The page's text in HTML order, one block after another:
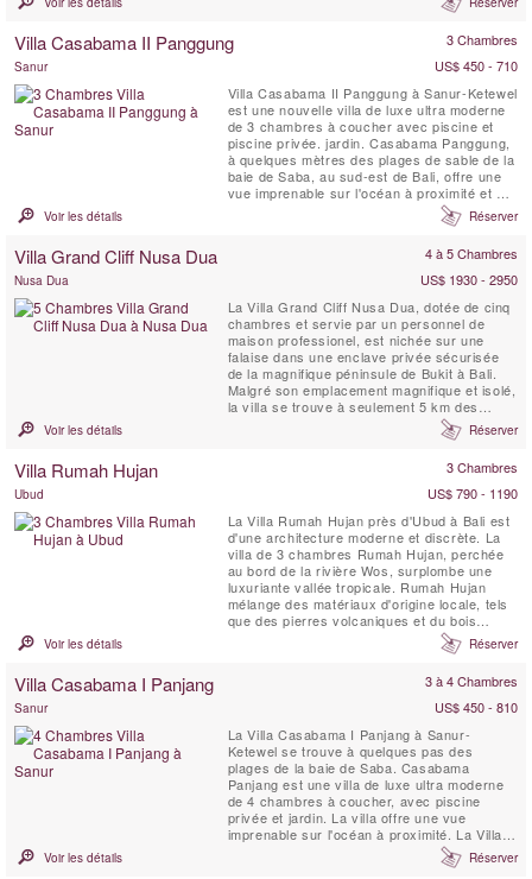
Villa Casabama II Panggung 3 Chambres
Sanur
US$ 450 - 710
Villa Casabama II Panggung à Sanur-Ketewel
est une nouvelle villa de luxe ultra moderne
de 3 chambres à coucher avec piscine et
piscine privée. jardin. Casabama Panggung,
à quelques mètres des plages de sable de la
baie de Saba, au sud-est de Bali, offre une
vue imprenable sur l'océan à proximité et sur
Panggung est située sur le terrain de
de luxe indépendantes et entièrement ...
Voir les détails Réserver
Villa Grand Cliff Nusa Dua 4 à 5 Chambres
Nusa Dua
US$ 1930 - 2950
La Villa Grand Cliff Nusa Dua, dotée de cinq
chambres et servie par un personnel de
maison professionel, est nichée sur une
falaise dans une enclave privée sécurisée
de la magnifique péninsule de Bukit à Bali.
Malgré son emplacement magnifique et isolé,
la villa se trouve à seulement 5 km des
commerces, des restaurants, du golf et des
activités nautiques de Nusa Dua, qui sont
voiture et au chauffeur gratuits de la villa.
Voir les détails Réserver
Villa Rumah Hujan 3 Chambres
Ubud
US$ 790 - 1190
La Villa Rumah Hujan près d'Ubud à Bali est
d'une architecture moderne et discrète. La
villa de 3 chambres Rumah Hujan, perchée
au bord de la rivière Wos, surplombe une
luxuriante vallée tropicale. Rumah Hujan
mélange des matériaux d'origine locale, tels
que des pierres volcaniques et du bois
récupéré pour s'asseoir harmonieusement
dans l'environnement qui l'entoure. Plat et
luxueuse villa privée de 3 chambres qui
Voir les détails Réserver
Villa Casabama I Panjang 3 à 4 Chambres
Sanur
US$ 450 - 810
La Villa Casabama I Panjang à Sanur-
Ketewel se trouve à quelques pas des
plages de la baie de Saba. Casabama
Panjang est une villa de luxe ultra moderne
de 4 chambres à coucher, avec piscine
privée et jardin. La villa offre une vue
imprenable sur l'océan à proximité. La Villa
Casabama I Panjang est située dans
l'enceinte de Casabama Villas, qui comprend
Voir les détails Réserver